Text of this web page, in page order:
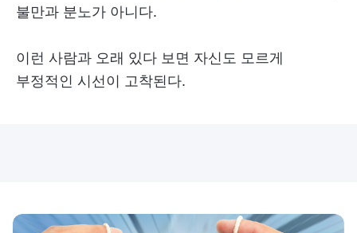
불만과 분노가 아니다.
이런 사람과 오래 있다 보면 자신도 모르게
부정적인 시선이 고착된다.